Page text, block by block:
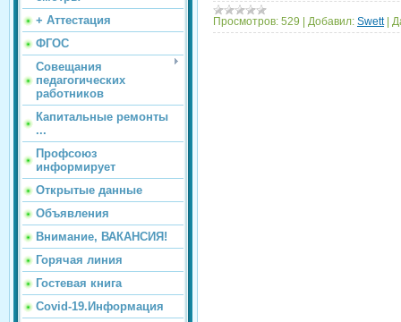
+ Аттестация
ФГОС
Совещания
педагогических
работников
Капитальные ремонты
...
Профсоюз
информирует
Открытые данные
Объявления
Внимание, ВАКАНСИЯ!
Горячая линия
Гостевая книга
Covid-19.Информация
Просмотров: 529 Добавил: Swett